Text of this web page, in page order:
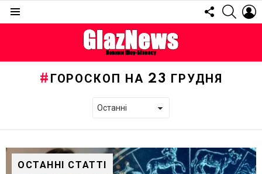
FOLLOW
US
ГОРОСКОП НА 23 ГРУДНЯ
ОСТАННІ СТАТТІ